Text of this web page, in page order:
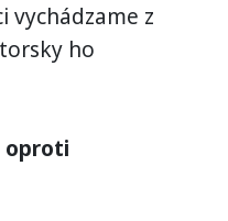
vychádzame z
ho
oproti